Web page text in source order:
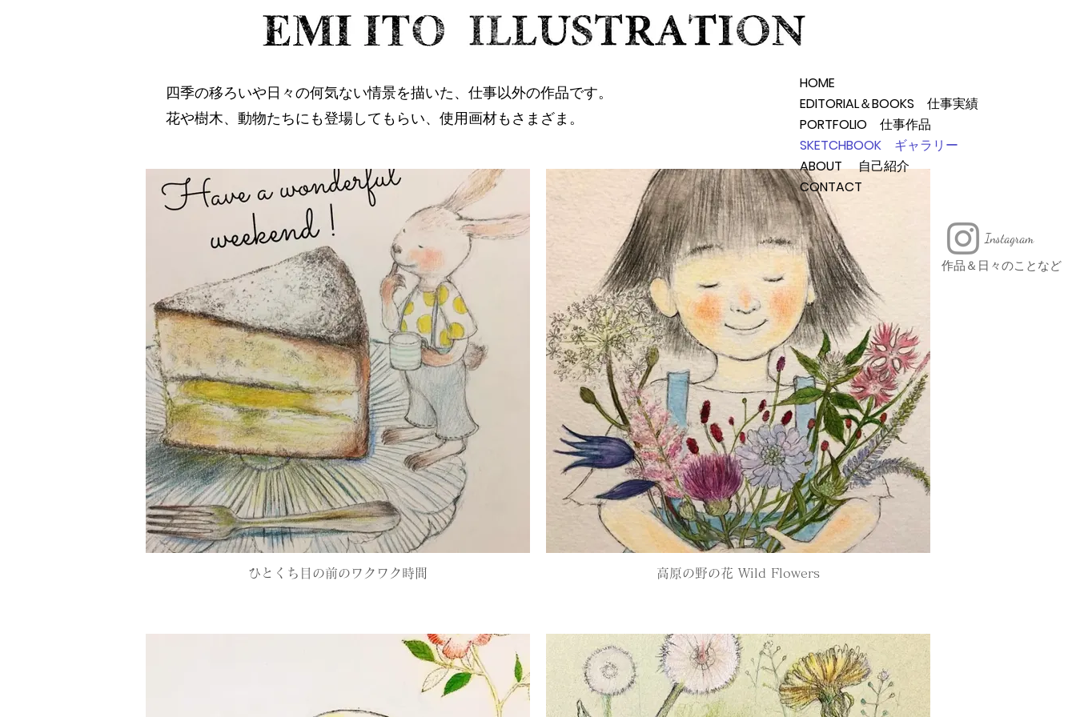
四季の移ろいや日々の何気ない情景を描いた、仕事以外の作品です。
花や樹木、動物たちにも登場してもらい、使用画材もさまざま。
ひとくち目の前のワクワク時間 高原の野の花 Wild Flowers
作品＆日々のことなど
Instagram
HOME
EDITORIAL＆BOOKS 仕事実績
PORTFOLIO 仕事作品
SKETCHBOOK ギャラリー
ABOUT 自己紹介
CONTACT